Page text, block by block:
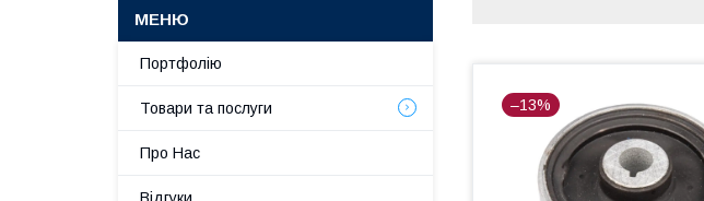
–13%
Портфолію
Товари та послуги
Про Нас